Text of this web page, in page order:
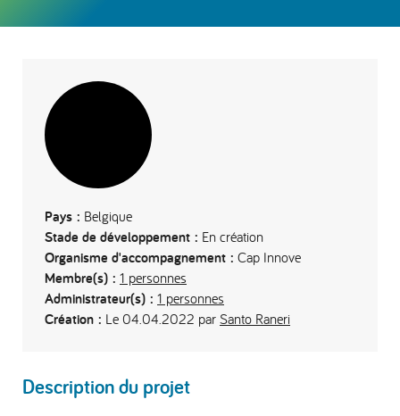
Pays : Belgique
Stade de développement : En création
Organisme d'accompagnement : Cap Innove
Membre(s) : 1 personnes
Administrateur(s) : 1 personnes
Création : Le 04.04.2022 par Santo Raneri
Description du projet